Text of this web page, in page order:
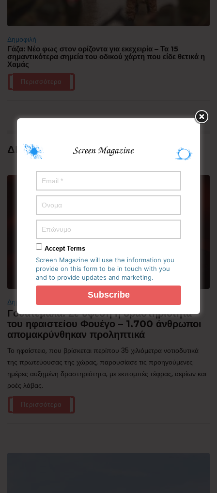
Δημοφιλή
Γάζα: Νέο φως στον ορίζοντα για εκεχειρία – Τα 15
σημαντικότερα σημεία του οδικού χάρτη που είδε θετικά η
Χαμάς
Περισσότερα
ΔΗΜΟΦΙΛΗ
Δημοφιλή
Γουατεμάλα: Σε ύφεση η δραστηριότητα
του ηφαιστείου Φουέγο – 1.700 άνθρωποι
απομακρύνθηκαν προληπτικά
Το ηφαίστειο, που βρίσκεται περίπου 35 χιλιόμετρα νοτιοδυτικά
της πρωτεύουσας της χώρας, παρουσίασε τις προηγούμενες
ημέρες αυξημένη δραστηριότητα, με εκπομπές τέφρας, αερίων και
ροές λάβας.
Περισσότερα
Accept Terms
Screen Magazine will use the information you
provide on this form to be in touch with you
and to provide updates and marketing.